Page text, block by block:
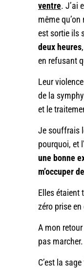
ventre. J’ai
même
est sortie ils
deux heures
en refusant
Leur
de la
et le
Je souffrais
pourquoi, et
une bonne
m’occuper
Elles étaient
zéro prise
A mon
pas marcher.
C’est la